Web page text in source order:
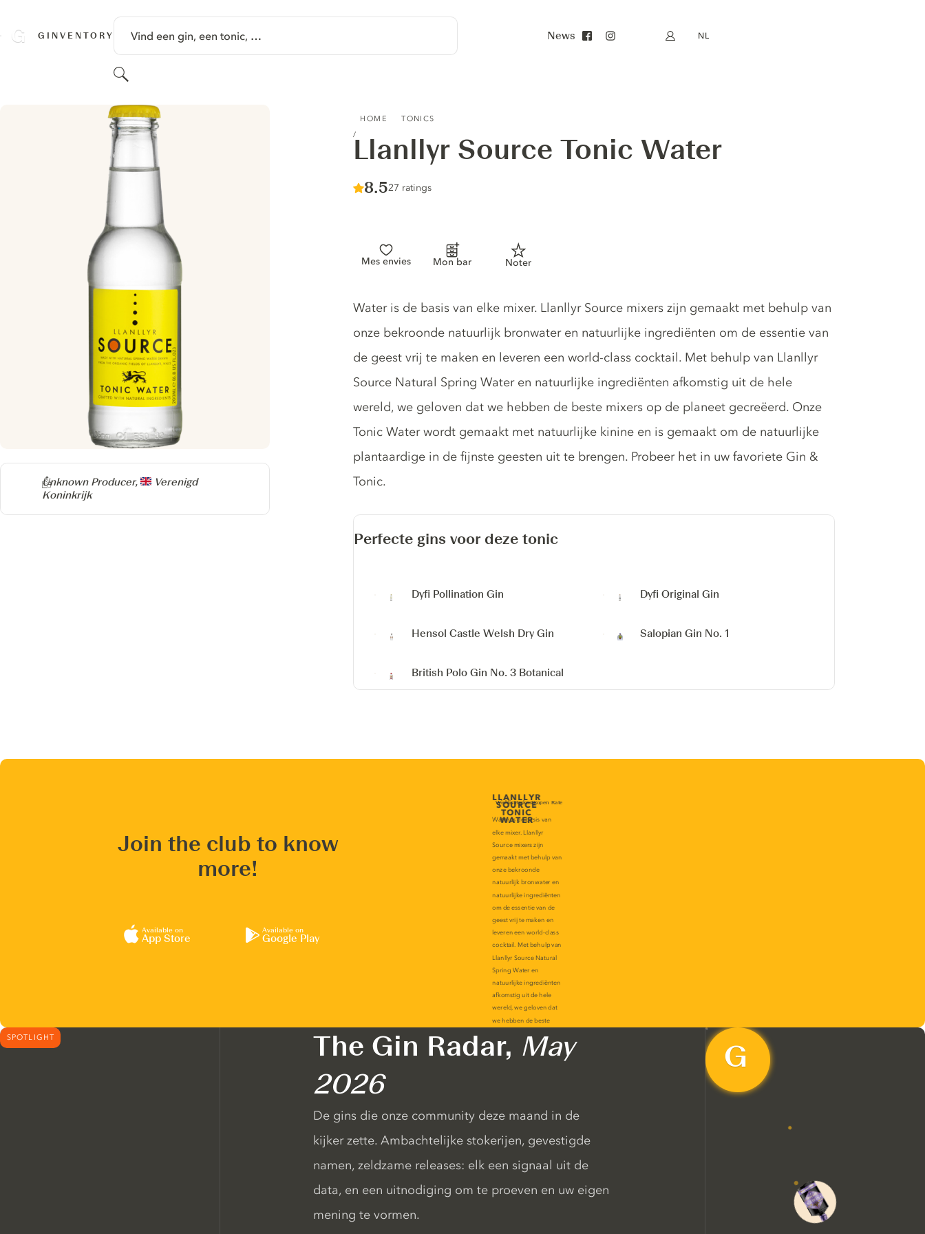
GINVENTORY Vind een gin, een tonic, …
Zoeken
News Mijn account
NL
HOME TONICS
Llanllyr Source Tonic Water
Score :
8.5/ 10
27 ratings
Mes envies Mon bar Noter
Producer
Unknown Producer,
Verenigd
Koninkrijk
Tonic description
Water is de basis van elke mixer. Llanllyr Source mixers zijn gemaakt met behulp van
onze bekroonde natuurlijk bronwater en natuurlijke ingrediënten om de essentie van
de geest vrij te maken en leveren een world-class cocktail. Met behulp van Llanllyr
Source Natural Spring Water en natuurlijke ingrediënten afkomstig uit de hele
wereld, we geloven dat we hebben de beste mixers op de planeet gecreëerd. Onze
Tonic Water wordt gemaakt met natuurlijke kinine en is gemaakt om de natuurlijke
plantaardige in de fijnste geesten uit te brengen. Probeer het in uw favoriete Gin &
Tonic.
Perfecte gins voor deze tonic
Dyfi Pollination Gin Dyfi Original Gin
Hensol Castle Welsh Dry Gin Salopian Gin No. 1
British Polo Gin No. 3 Botanical
Join the club to know
more!
Available on
App Store
Available on
Google Play
SPOTLIGHT The Gin Radar, May
2026
De gins die onze community deze maand in de
kijker zette. Ambachtelijke stokerijen, gevestigde
namen, zeldzame releases: elk een signaal uit de
data, en een uitnodiging om te proeven en uw eigen
mening te vormen.